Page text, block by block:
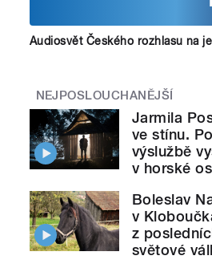
Audiosvět Českého rozhlasu na
NEJPOSLOUCHANĚJŠÍ
Jarmila
ve stínu.
výslužbě
v horské
Boleslav
v
z
světové